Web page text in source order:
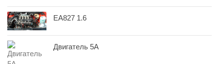
EA827 1.6
Двигатель 5A